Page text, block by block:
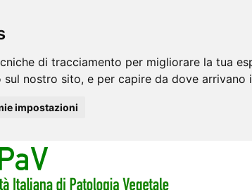
di tracciamento per migliorare la tua
nostro sito, e per capire da dove arrivano
impostazioni